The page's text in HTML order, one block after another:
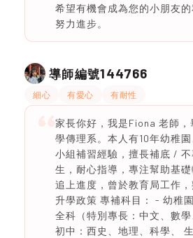
希望有機會成為您的小朋友
努力進步。
導師編號144766
細心 有愛心 有耐性
家長你好，我是Fiona 老師，
學傳理系。本人有10年幼稚
小組補習經驗，擅長補底 /
生，耐心指導，專注幫助基
追上進度，曾於教育局工作
升學政策 專補科目： - 幼稚
全科（特別專長：中文、數
初中：西史、地理、科學、